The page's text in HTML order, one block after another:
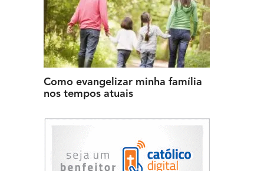
Como evangelizar minha família
nos tempos atuais